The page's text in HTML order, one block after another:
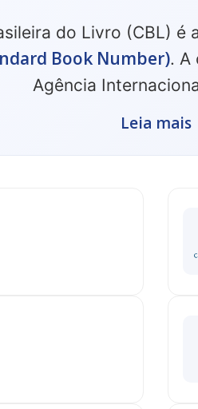
do Livro (CBL) é
Book Number). A
Agência
Leia mais